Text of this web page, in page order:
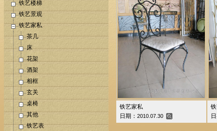
铁艺家私
日期： 2010.07.30
铁艺楼梯
铁艺景观
铁艺家私
茶几
床
花架
酒架
相框
玄关
桌椅
其他
铁艺表